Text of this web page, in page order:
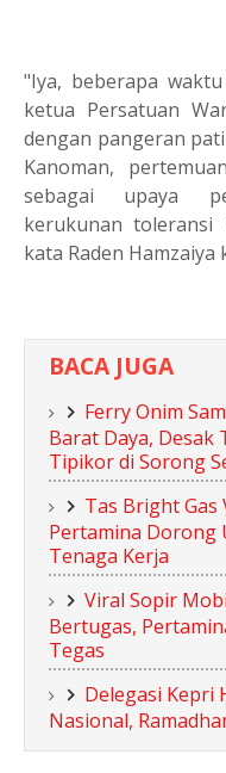
"Iya, beberapa
ketua Persatuan
dengan pangeran
Kanoman,
sebagai upaya
kerukunan
kata Raden
BACA JUGA
Ferry Onim
Barat Daya, Desak
Tipikor di Sorong
Tas Bright Gas
Pertamina Dorong
Tenaga Kerja
Viral Sopir
Bertugas,
Tegas
Delegasi Kepri
Nasional,